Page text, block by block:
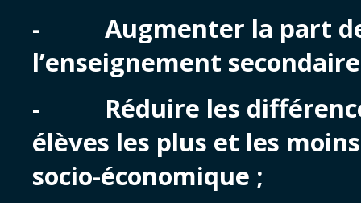
- Augmenter la part
l’enseignement
- Réduire les
élèves les plus et les
socio-économique ;